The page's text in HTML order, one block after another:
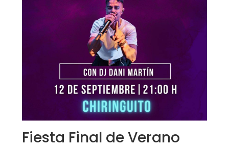
Fiesta Final de Verano